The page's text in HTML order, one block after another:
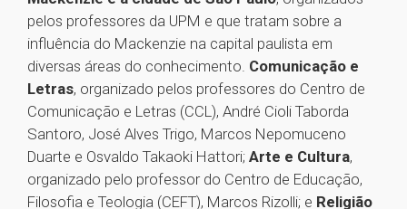
pelos professores da UPM e que tratam sobre a
influência do Mackenzie na capital paulista em
diversas áreas do conhecimento. Comunicação e
Letras, organizado pelos professores do Centro de
Comunicação e Letras (CCL), André Cioli Taborda
Santoro, José Alves Trigo, Marcos Nepomuceno
Duarte e Osvaldo Takaoki Hattori; Arte e Cultura,
organizado pelo professor do Centro de Educação,
Filosofia e Teologia (CEFT), Marcos Rizolli; e Religião